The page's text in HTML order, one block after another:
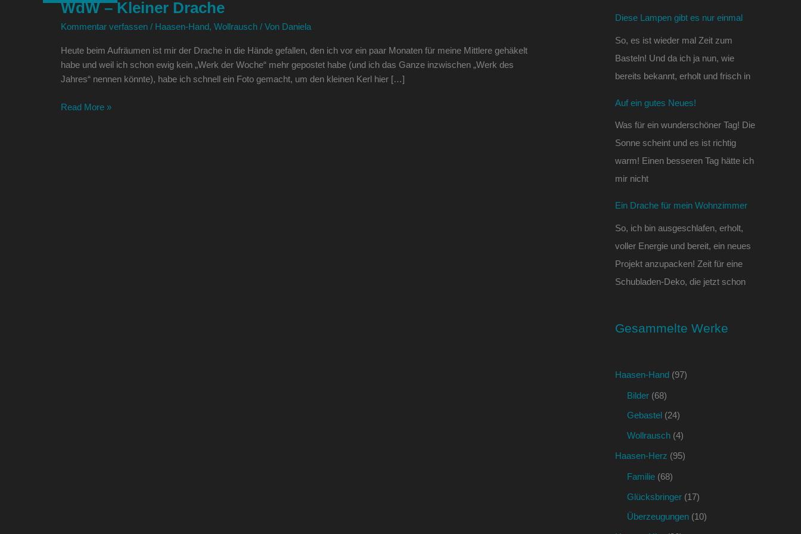
WdW – Kleiner Drache
Kommentar verfassen / Haasen-Hand, Wollrausch / Von Daniela
Heute beim Aufräumen ist mir der Drache in die Hände gefallen, den ich vor ein paar Monaten für meine Mittlere gehäkelt
habe und weil ich schon ewig kein „Werk der Woche“ mehr gepostet habe (und ich das Ganze inzwischen „Werk des
Jahres“ nennen könnte), habe ich schnell ein Foto gemacht, um den kleinen Kerl hier […]
Kleiner
Drache
Read More »
Diese Lampen gibt es nur einmal
So, es ist wieder mal Zeit zum
Basteln! Und da ich ja nun, wie
bereits bekannt, erholt und frisch in
Auf ein gutes Neues!
Was für ein wunderschöner Tag! Die
Sonne scheint und es ist richtig
warm! Einen besseren Tag hätte ich
mir nicht
Ein Drache für mein Wohnzimmer
So, ich bin ausgeschlafen, erholt,
voller Energie und bereit, ein neues
Projekt anzupacken! Zeit für eine
Schubladen-Deko, die jetzt schon
Gesammelte Werke
Haasen-Hand (97)
Bilder (68)
Gebastel (24)
Wollrausch (4)
Haasen-Herz (95)
Familie (68)
Glücksbringer (17)
Überzeugungen (10)